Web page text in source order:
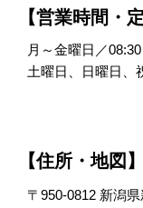
【営業時間・
月～金曜日／
土曜日、日曜日、
【住所・地図】
〒950-0812 新潟